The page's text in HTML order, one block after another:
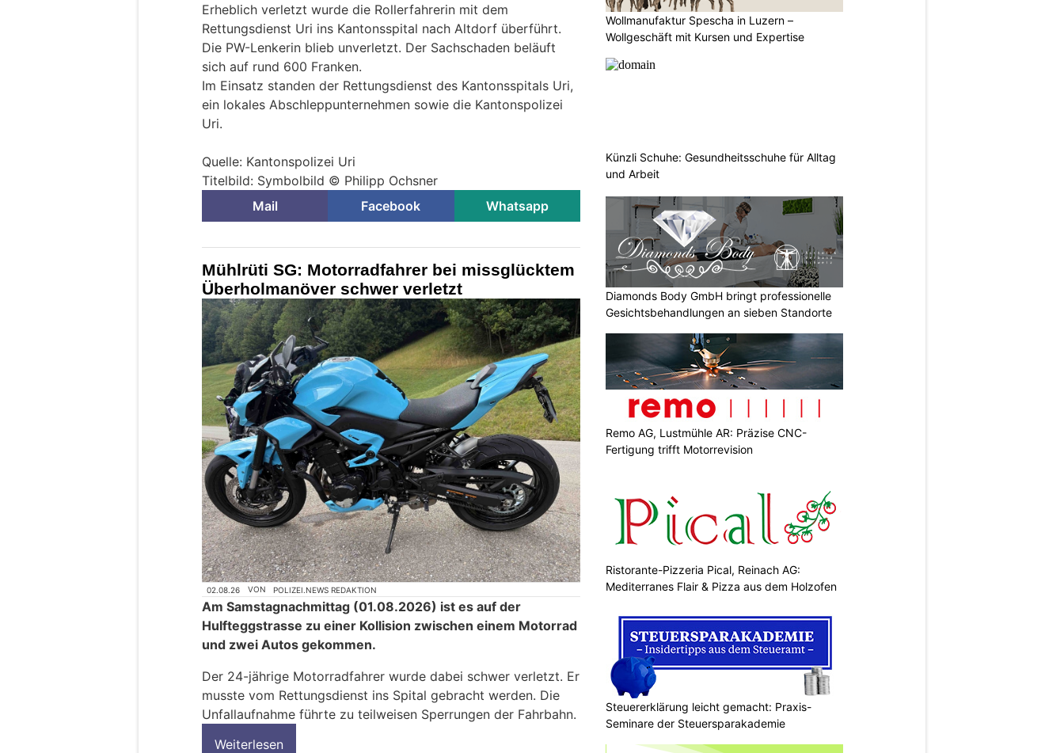
Erheblich verletzt wurde die Rollerfahrerin mit dem
Rettungsdienst Uri ins Kantonsspital nach Altdorf überführt.
Die PW-Lenkerin blieb unverletzt. Der Sachschaden beläuft
sich auf rund 600 Franken.
Im Einsatz standen der Rettungsdienst des Kantonsspitals Uri,
ein lokales Abschleppunternehmen sowie die Kantonspolizei
Uri.
Quelle: Kantonspolizei Uri
Titelbild: Symbolbild © Philipp Ochsner
Mail
Facebook Whatsapp
Mühlrüti SG: Motorradfahrer bei missglücktem
Überholmanöver schwer verletzt
02.08.26 VON POLIZEI.NEWS REDAKTION
Am Samstagnachmittag (01.08.2026) ist es auf der
Hulfteggstrasse zu einer Kollision zwischen einem Motorrad
und zwei Autos gekommen.
Der 24-jährige Motorradfahrer wurde dabei schwer verletzt. Er
musste vom Rettungsdienst ins Spital gebracht werden. Die
Unfallaufnahme führte zu teilweisen Sperrungen der Fahrbahn.
Weiterlesen
Wollmanufaktur Spescha in Luzern –
Wollgeschäft mit Kursen und Expertise
Künzli Schuhe: Gesundheitsschuhe für Alltag
und Arbeit
Diamonds Body GmbH bringt professionelle
Gesichtsbehandlungen an sieben Standorte
Remo AG, Lustmühle AR: Präzise CNC-
Fertigung trifft Motorrevision
Ristorante-Pizzeria Pical, Reinach AG:
Mediterranes Flair & Pizza aus dem Holzofen
Steuererklärung leicht gemacht: Praxis-
Seminare der Steuersparakademie